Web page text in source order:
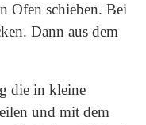
Ofen schieben. Bei
Dann aus dem
die in kleine
und mit dem